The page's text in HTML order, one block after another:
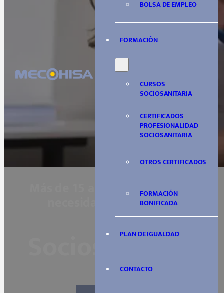
BOLSA DE EMPLEO
FORMACIÓN
CURSOS
SOCIOSANITARIA
CERTIFICADOS
PROFESIONALIDAD
SOCIOSANITARIA
OTROS CERTIFICADOS
FORMACIÓN
BONIFICADA
PLAN DE IGUALDAD
CONTACTO
Más de 15 años cubriendo las
necesidades del sector
Sociosanitario